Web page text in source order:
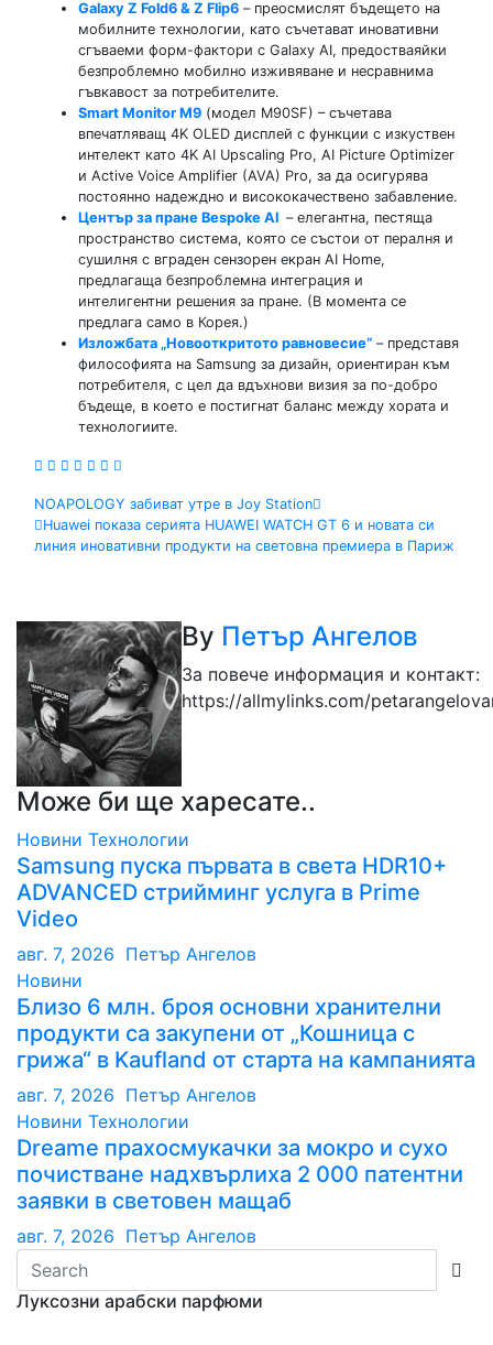
Galaxy Z Fold6 & Z Flip6 – преосмислят бъдещето на
мобилните технологии, като съчетават иновативни
сгъваеми форм-фактори с Galaxy AI, предостваяйки
безпроблемно мобилно изживяване и несравнима
гъвкавост за потребителите.
Smart Monitor M9 (модел M90SF) – съчетава
впечатляващ 4K OLED дисплей с функции с изкуствен
интелект като 4K AI Upscaling Pro, AI Picture Optimizer
и Active Voice Amplifier (AVA) Pro, за да осигурява
постоянно надеждно и висококачествено забавление.
Център за пране Bespoke AI – елегантна, пестяща
пространство система, която се състои от пералня и
сушилня с вграден сензорен екран AI Home,
предлагаща безпроблемна интеграция и
интелигентни решения за пране. (В момента се
предлага само в Корея.)
Изложбата „Новооткритото равновесие“ – представя
философията на Samsung за дизайн, ориентиран към
потребителя, с цел да вдъхнови визия за по-добро
бъдеще, в което е постигнат баланс между хората и
технологиите.
Навигация
NOAPOLOGY забиват утре в Joy Station
Huawei показа серията HUAWEI WATCH GT 6 и новата си
линия иновативни продукти на световна премиера в Париж
By Петър Ангелов
За повече информация и контакт:
https://allmylinks.com/
Може би ще харесате..
Новини Технологии
Samsung пуска първата в света HDR10+
ADVANCED стрийминг услуга в Prime
Video
авг. 7, 2026 Петър Ангелов
Новини
Близо 6 млн. броя основни хранителни
продукти са закупени от „Кошница с
грижа“ в Kaufland от старта на кампанията
авг. 7, 2026 Петър Ангелов
Новини Технологии
Dreame прахосмукачки за мокро и сухо
почистване надхвърлиха 2 000 патентни
заявки в световен мащаб
авг. 7, 2026 Петър Ангелов
Луксозни арабски парфюми